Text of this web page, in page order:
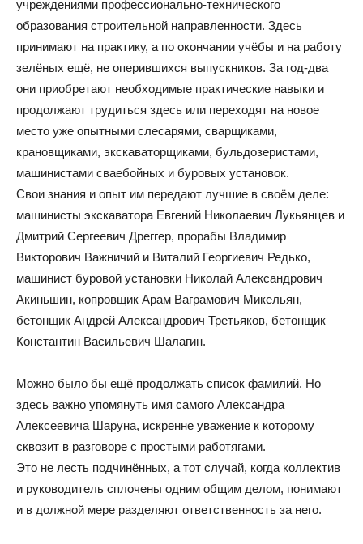
учреждениями профессионально-технического
образования строительной направленности. Здесь
принимают на практику, а по окончании учёбы и на работу
зелёных ещё, не оперившихся выпускников. За год-два
они приобретают необходимые практические навыки и
продолжают трудиться здесь или переходят на новое
место уже опытными слесарями, сварщиками,
крановщиками, экскаваторщиками, бульдозеристами,
машинистами сваебойных и буровых установок.
Свои знания и опыт им передают лучшие в своём деле:
машинисты экскаватора Евгений Николаевич Лукьянцев и
Дмитрий Сергеевич Дреггер, прорабы Владимир
Викторович Важничий и Виталий Георгиевич Редько,
машинист буровой установки Николай Александрович
Акиньшин, копровщик Арам Ваграмович Микельян,
бетонщик Андрей Александрович Третьяков, бетонщик
Константин Васильевич Шалагин.
Можно было бы ещё продолжать список фамилий. Но
здесь важно упомянуть имя самого Александра
Алексеевича Шаруна, искренне уважение к которому
сквозит в разговоре с простыми работягами.
Это не лесть подчинённых, а тот случай, когда коллектив
и руководитель сплочены одним общим делом, понимают
и в должной мере разделяют ответственность за него.